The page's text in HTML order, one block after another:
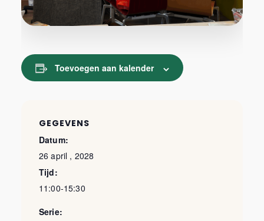
Toevoegen aan kalender
GEGEVENS
Datum:
26 april , 2028
Tijd:
11:00-15:30
Serie: